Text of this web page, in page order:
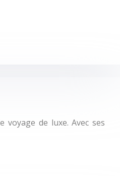
voyage de luxe. Avec ses